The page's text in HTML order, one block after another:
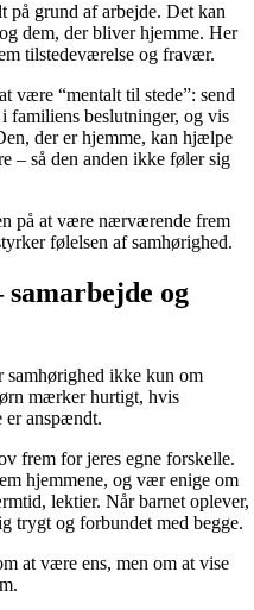
på grund af arbejde. Det kan
dem, der bliver hjemme. Her
tilstedeværelse og fravær.
være “mentalt til stede”: send
familiens beslutninger, og vis
der er hjemme, kan hjælpe
– så den anden ikke føler sig
på at være nærværende frem
følelsen af samhørighed.
samarbejde og
ikke kun om
mærker hurtigt, hvis
anspændt.
frem for jeres egne forskelle.
hjemmene, og vær enige om
lektier. Når barnet oplever,
trygt og forbundet med begge.
at være ens, men om at vise